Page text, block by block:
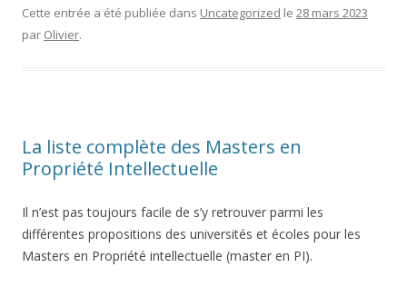
Cette entrée a été publiée dans Uncategorized le 28 mars 2023
par Olivier.
La liste complète des Masters en
Propriété Intellectuelle
Il n’est pas toujours facile de s’y retrouver parmi les
différentes propositions des universités et écoles pour les
Masters en Propriété intellectuelle (master en PI).